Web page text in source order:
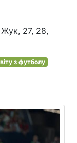
27, 28,
з футболу